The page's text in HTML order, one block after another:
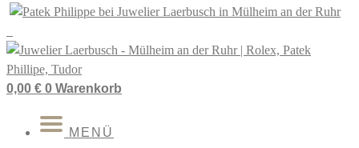
Zum
Inhalt
springen
0,00 € 0 Warenkorb
MENÜ